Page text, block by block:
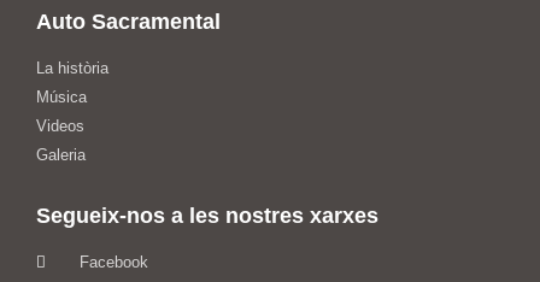
Auto Sacramental
La història
Música
Videos
Galeria
Segueix-nos a les nostres xarxes
Facebook